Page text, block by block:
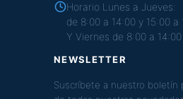
Horario Lunes a Jueves:
de 8:00 a 14:00 y 15:00 a
Y Viernes de 8:00 a 14:00
NEWSLETTER
Suscríbete a nuestro boletín